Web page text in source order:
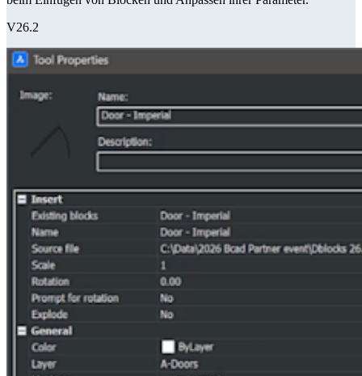
V26.2